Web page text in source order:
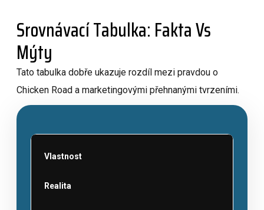
Srovnávací Tabulka: Fakta Vs
Mýty
Tato tabulka dobře ukazuje rozdíl mezi pravdou o
Chicken Road a marketingovými přehnanými tvrzeními.
Vlastnost
Realita